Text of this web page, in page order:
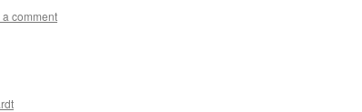
comment